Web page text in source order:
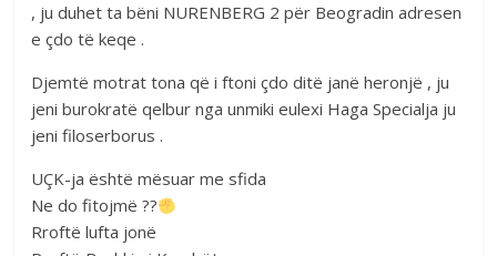
, ju duhet ta bëni NURENBERG 2 për Beogradin adresen
e çdo të keqe .
Djemtë motrat tona që i ftoni çdo ditë janë heronjë , ju
jeni burokratë qelbur nga unmiki eulexi Haga Specialja ju
jeni filoserborus .
UÇK-ja është mësuar me sfida
Ne do fitojmë ??
Rroftë lufta jonë